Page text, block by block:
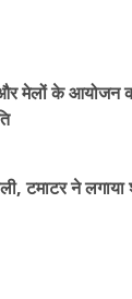
मेलों के आयोजन
टमाटर ने